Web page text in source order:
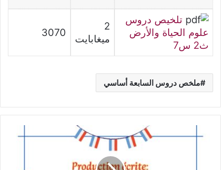
تلخيص دروس
علوم الحياة والأرض
ث2 س7
2
ميغابايت
3070
ملخص دروس السابعة أساسي
écrite